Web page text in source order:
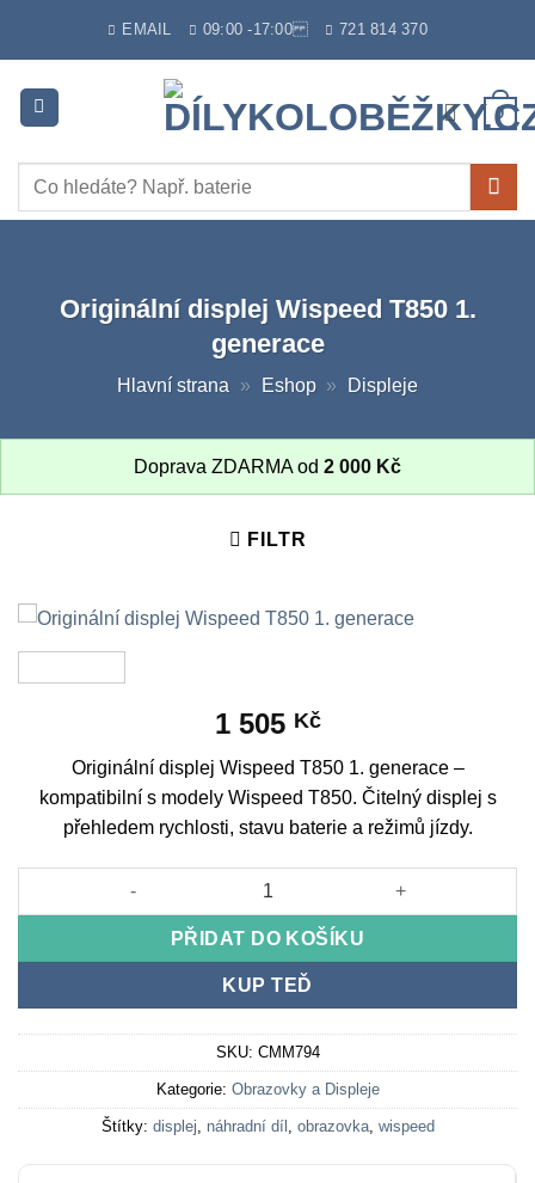
EMAIL 09:00 -17:00 721 814 370
0
Hledat:
Originální displej Wispeed T850 1.
generace
Hlavní strana » Eshop » Displeje
Doprava ZDARMA od 2 000 Kč
FILTR
1 505 Kč
Originální displej Wispeed T850 1. generace –
kompatibilní s modely Wispeed T850. Čitelný displej s
přehledem rychlosti, stavu baterie a režimů jízdy.
Originální displej Wispeed T850 1. generace množství
PŘIDAT DO KOŠÍKU
KUP TEĎ
SKU: CMM794
Kategorie: Obrazovky a Displeje
Štítky: displej, náhradní díl , obrazovka, wispeed